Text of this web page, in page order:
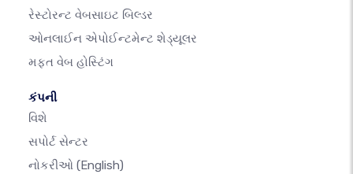
રેસ્ટોરન્ટ વેબસાઇટ બિલ્ડર
ઓનલાઈન એપોઈન્ટમેન્ટ શેડ્યૂલર
મફત વેબ હોસ્ટિંગ
કંપની
વિશે
સપોર્ટ સેન્ટર
નોકરીઓ (English)